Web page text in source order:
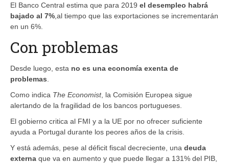
El Banco Central estima que para 2019 el desempleo habrá
bajado al 7% ,al tiempo que las exportaciones se incrementarán
en un 6%.
Con problemas
Desde luego, esta no es una economía exenta de
problemas
Como indica The Economist, la Comisión Europea sigue
alertando de la fragilidad de los bancos portugueses.
El gobierno critica al FMI y a la UE por no ofrecer suficiente
ayuda a Portugal durante los peores años de la crisis.
Y está además, pese al déficit fiscal decreciente, una deuda
externa que va en aumento y que puede llegar a 131% del PIB,